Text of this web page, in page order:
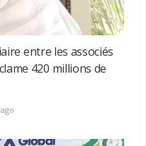
entre les associés
420 millions de